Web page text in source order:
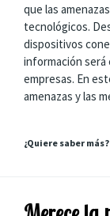
que las
tecnológicos.
dispositivos
información será
empresas. En
amenazas y las
¿Quiere saber más?